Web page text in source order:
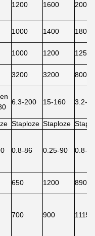
1200 1600 2000
1000 1400 1800
1000 1200 1250
3200 3200 8000
6.3-200 15-160 3.2-
Staploze Staploze
0.8-86 0.25-90 0.8-
650 1200 890
700 900 1115